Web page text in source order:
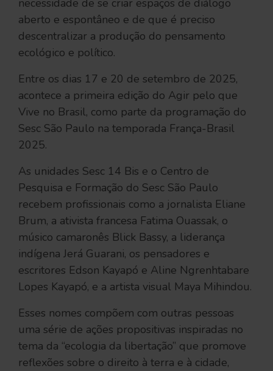
necessidade de se criar espaços de diálogo
aberto e espontâneo e de que é preciso
descentralizar a produção do pensamento
ecológico e político.
Entre os dias 17 e 20 de setembro de 2025,
acontece a primeira edição do Agir pelo que
Vive no Brasil, como parte da programação do
Sesc São Paulo na temporada França-Brasil
2025.
As unidades Sesc 14 Bis e o Centro de
Pesquisa e Formação do Sesc São Paulo
recebem profissionais como a jornalista Eliane
Brum, a ativista francesa Fatima Ouassak, o
músico camaronês Blick Bassy, a liderança
indígena Jerá Guarani, os pensadores e
escritores Edson Kayapó e Aline Ngrenhtabare
Lopes Kayapó, e a artista visual Maya Mihindou.
Esses nomes compõem com outras pessoas
uma série de ações propositivas inspiradas no
tema da “ecologia da libertação” que promove
reflexões sobre o direito à terra e à cidade,